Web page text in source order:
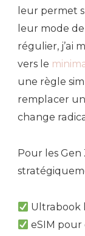
leur permet
leur mode
régulier, j’ai
vers le
une règle
remplacer
change
Pour les
Ultrabook
eSIM